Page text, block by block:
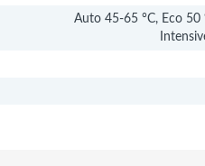
Auto 45-65 °C, Eco 50